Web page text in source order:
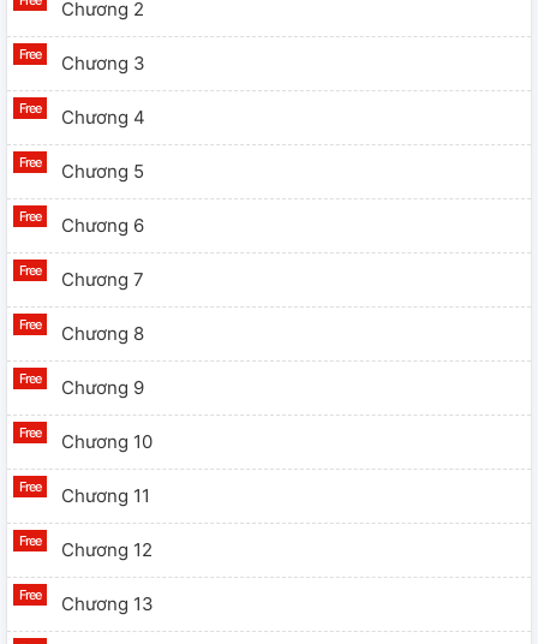
Chương 2
Chương 3
Chương 4
Chương 5
Chương 6
Chương 7
Chương 8
Chương 9
Chương 10
Chương 11
Chương 12
Chương 13